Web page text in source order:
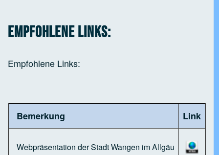
Empfohlene Links:
Empfohlene Links:
Bemerkung Link
Webpräsentation der Stadt Wangen im Allgäu